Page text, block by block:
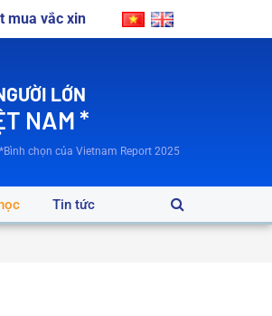
mua vắc xin
LỚN
NAM *
*Bình chọn của Vietnam Report 2025
Tin tức